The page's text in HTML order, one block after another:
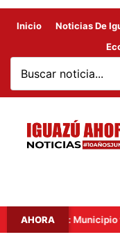
Inicio Noticias De
AHORAMunicipio y